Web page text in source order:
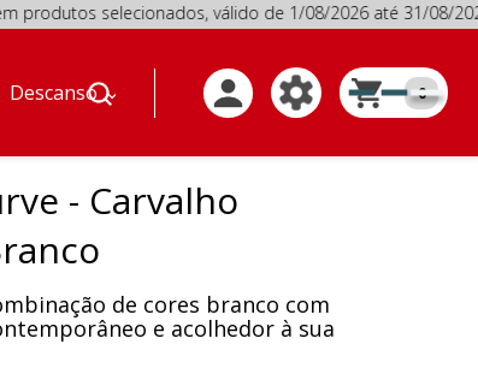
selecionados, válido de 1/08/2026 até 31/08/
Descanso 0
- Carvalho
de cores branco com
e acolhedor à sua